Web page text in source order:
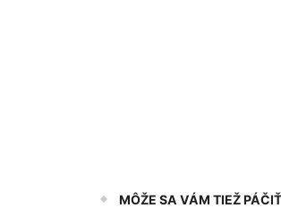
MÔŽE SA VÁM TIEŽ PÁČIŤ